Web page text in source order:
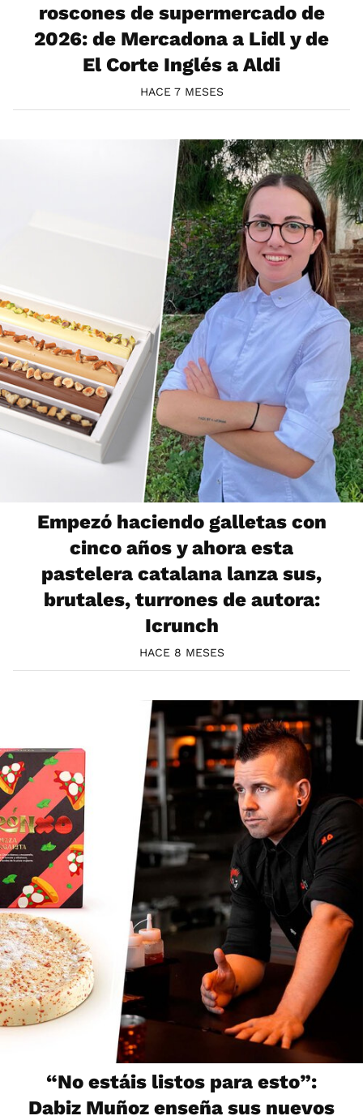
roscones de supermercado de
2026: de Mercadona a Lidl y de
El Corte Inglés a Aldi
HACE 7 MESES
Empezó haciendo galletas con
cinco años y ahora esta
pastelera catalana lanza sus,
brutales, turrones de autora:
Icrunch
HACE 8 MESES
“No estáis listos para esto”:
Dabiz Muñoz enseña sus nuevos